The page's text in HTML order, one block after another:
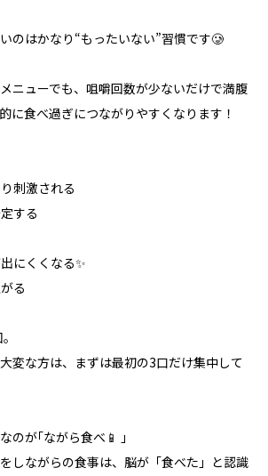
のはかなり“もったいない”習慣です🥲
ニューでも、咀嚼回数が少ないだけで満腹
に食べ過ぎにつながりやすくなります！
刺激される
する
にくくなる✨
る
変な方は、まずは最初の3口だけ集中して
のが｢ながら食べ📱 ｣
しながらの食事は、脳が「食べた」と認識